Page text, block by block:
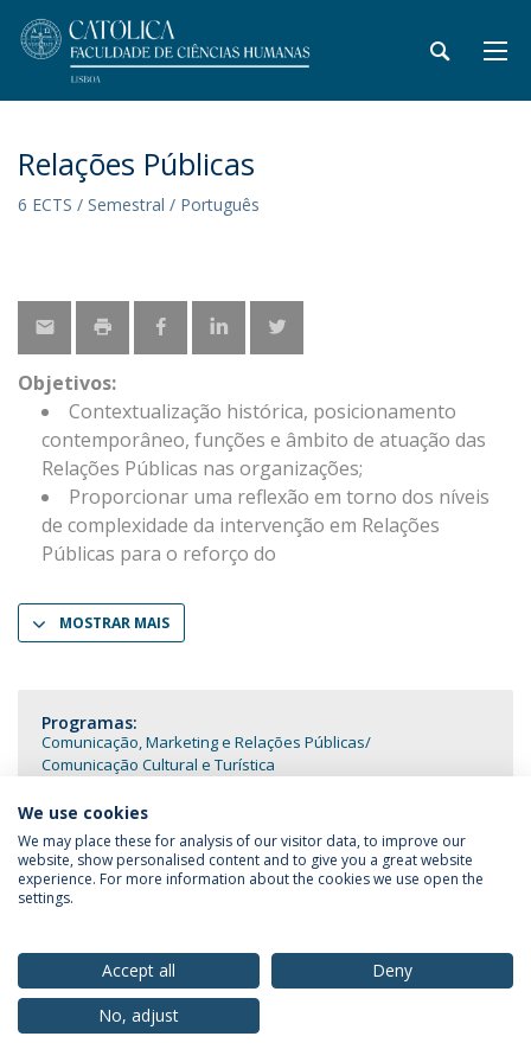
Relações Públicas
6 ECTS / Semestral / Português
Objetivos:
Contextualização histórica, posicionamento
contemporâneo, funções e âmbito de atuação das
Relações Públicas nas organizações;
Proporcionar uma reflexão em torno dos níveis
de complexidade da intervenção em Relações
Públicas para o reforço do
MOSTRAR MAIS
Programas:
Comunicação, Marketing e Relações Públicas
Comunicação Cultural e Turística
Política de Privacidade
Termos & Condições
© 2026 Universidade Católica Portuguesa
We use cookies
We may place these for analysis of our visitor data, to improve our
website, show personalised content and to give you a great website
experience. For more information about the cookies we use open the
settings.
Accept all
Deny
No, adjust